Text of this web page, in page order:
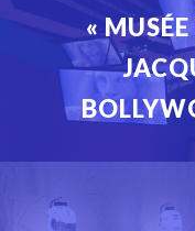
«